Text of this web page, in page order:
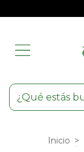
Inicio >